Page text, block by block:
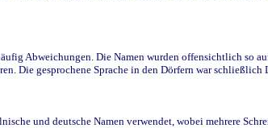
Abweichungen. Die Namen wurden offensichtlich so
Die gesprochene Sprache in den Dörfern war
und deutsche Namen verwendet, wobei mehrere